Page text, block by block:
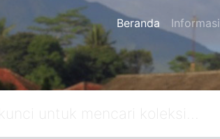
Beranda Informasi